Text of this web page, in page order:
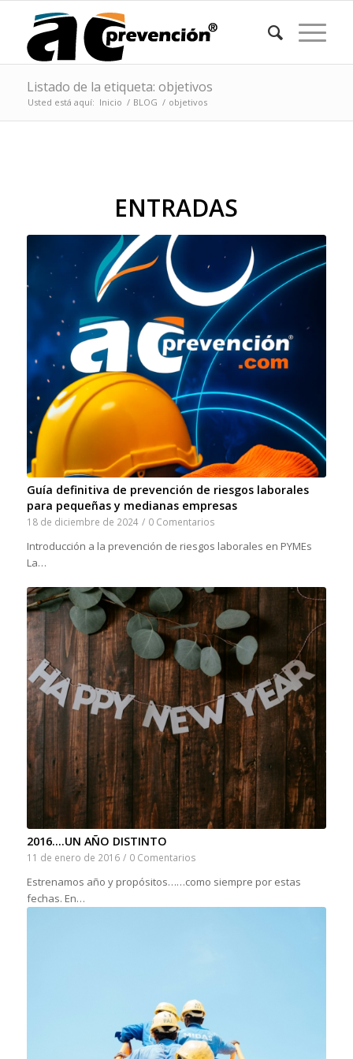
Listado de la etiqueta: objetivos
Usted está aquí: Inicio / BLOG / objetivos
ENTRADAS
Guía definitiva de prevención de riesgos laborales
para pequeñas y medianas empresas
18 de diciembre de 2024 / 0 Comentarios
Introducción a la prevención de riesgos laborales en PYMEs
La…
2016….UN AÑO DISTINTO
11 de enero de 2016 / 0 Comentarios
Estrenamos año y propósitos……como siempre por estas
fechas. En…